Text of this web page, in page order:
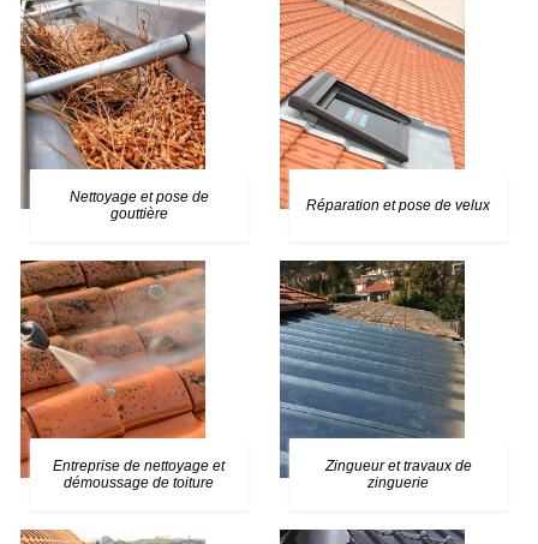
Nettoyage et pose de
gouttière
Réparation et pose de velux
Entreprise de nettoyage et
démoussage de toiture
Zingueur et travaux de
zinguerie